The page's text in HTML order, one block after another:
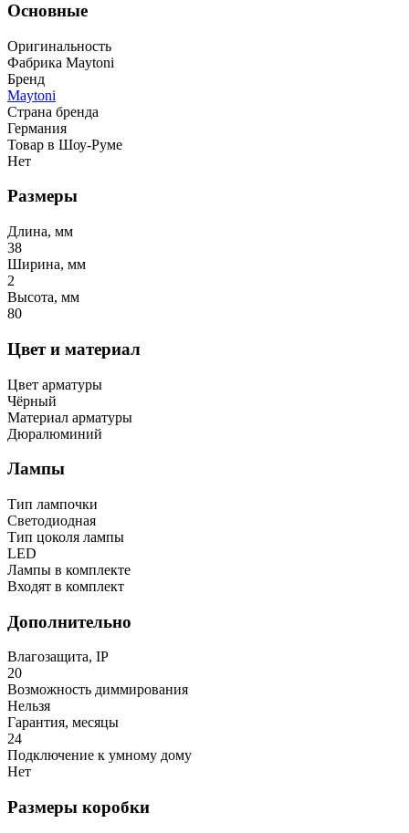
Основные
Оригинальность
Фабрика Maytoni
Бренд
Maytoni
Страна бренда
Германия
Товар в Шоу-Руме
Нет
Размеры
Длина, мм
38
Ширина, мм
2
Высота, мм
80
Цвет и материал
Цвет арматуры
Чёрный
Материал арматуры
Дюралюминий
Лампы
Тип лампочки
Светодиодная
Тип цоколя лампы
LED
Лампы в комплекте
Входят в комплект
Дополнительно
Влагозащита, IP
20
Возможность диммирования
Нельзя
Гарантия, месяцы
24
Подключение к умному дому
Нет
Размеры коробки